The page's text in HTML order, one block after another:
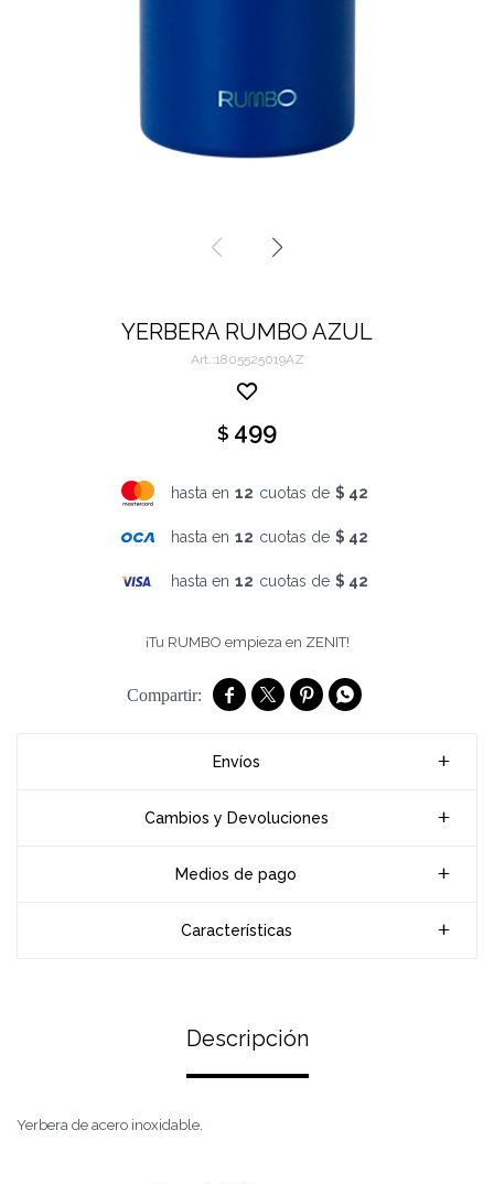
YERBERA RUMBO AZUL
1805525019AZ
$ 499
hasta en 12 cuotas de $ 42
hasta en 12 cuotas de $ 42
hasta en 12 cuotas de $ 42
¡Tu RUMBO empieza en ZENIT!
   
Envíos
Cambios y Devoluciones
Medios de pago
Características
Descripción
Yerbera de acero inoxidable.